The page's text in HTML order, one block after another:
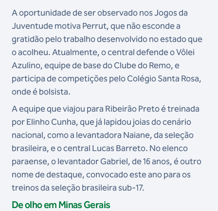
A oportunidade de ser observado nos Jogos da
Juventude motiva Perrut, que não esconde a
gratidão pelo trabalho desenvolvido no estado que
o acolheu. Atualmente, o central defende o Vôlei
Azulino, equipe de base do Clube do Remo, e
participa de competições pelo Colégio Santa Rosa,
onde é bolsista.
A equipe que viajou para Ribeirão Preto é treinada
por Elinho Cunha, que já lapidou joias do cenário
nacional, como a levantadora Naiane, da seleção
brasileira, e o central Lucas Barreto. No elenco
paraense, o levantador Gabriel, de 16 anos, é outro
nome de destaque, convocado este ano para os
treinos da seleção brasileira sub-17.
De olho em Minas Gerais